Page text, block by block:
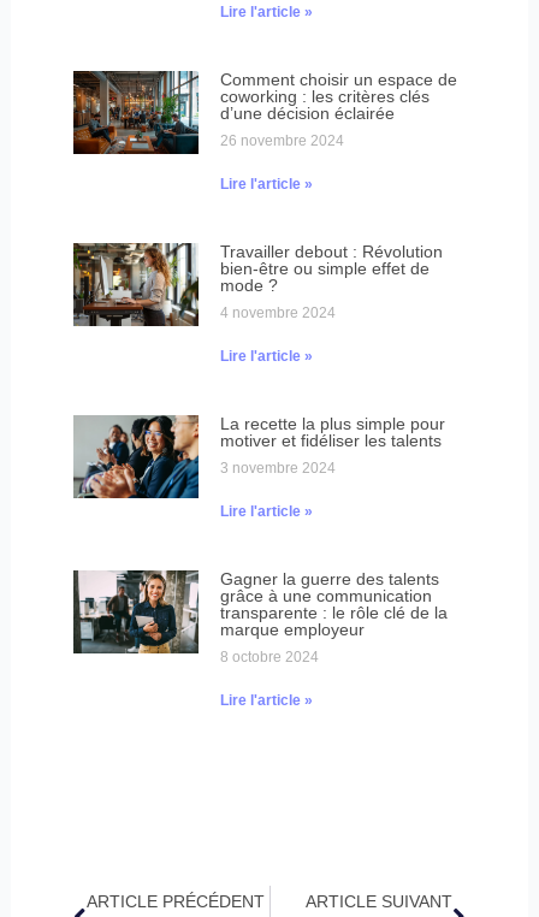
Lire l'article »
Comment choisir un espace de
coworking : les critères clés
d’une décision éclairée
26 novembre 2024
Lire l'article »
Travailler debout : Révolution
bien-être ou simple effet de
mode ?
4 novembre 2024
Lire l'article »
La recette la plus simple pour
motiver et fidéliser les talents
3 novembre 2024
Lire l'article »
Gagner la guerre des talents
grâce à une communication
transparente : le rôle clé de la
marque employeur
8 octobre 2024
Lire l'article »
ARTICLE PRÉCÉDENT ARTICLE SUIVANT